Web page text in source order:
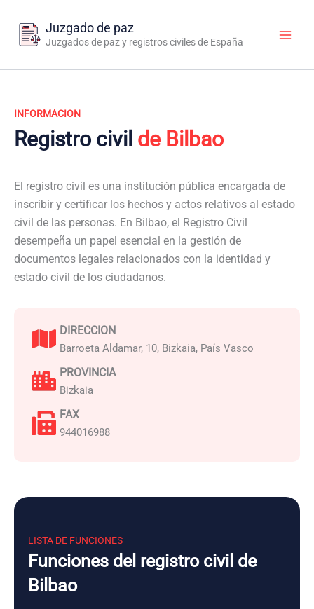
contenido
Juzgado de paz
Juzgados de paz y registros civiles de España
INFORMACION
Registro civil de Bilbao
El registro civil es una institución pública encargada de
inscribir y certificar los hechos y actos relativos al estado
civil de las personas. En Bilbao, el Registro Civil
desempeña un papel esencial en la gestión de
documentos legales relacionados con la identidad y
estado civil de los ciudadanos.
DIRECCION
Barroeta Aldamar, 10, Bizkaia, País Vasco
PROVINCIA
Bizkaia
FAX
944016988
LISTA DE FUNCIONES
Funciones del registro civil de
Bilbao